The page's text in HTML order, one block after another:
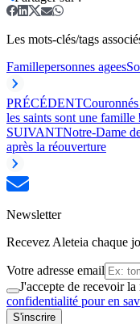
Les mots-clés/tags
Famillepersonnes agees
PRÉCÉDENT
les saints sont une famille !
SUIVANTNotre-Dame
après la réouverture
Newsletter
Recevez Aleteia chaque
Votre adresse email
J'accepte de recevoir
confidentialité pour en
S'inscrire